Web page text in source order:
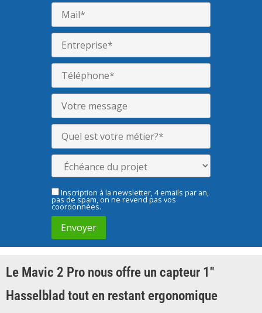
Inscription à la newsletter, 4 emails par an,
pas de spam, on ne revend pas vos
coordonnées.
Le Mavic 2 Pro nous offre un capteur 1″
Hasselblad tout en restant ergonomique